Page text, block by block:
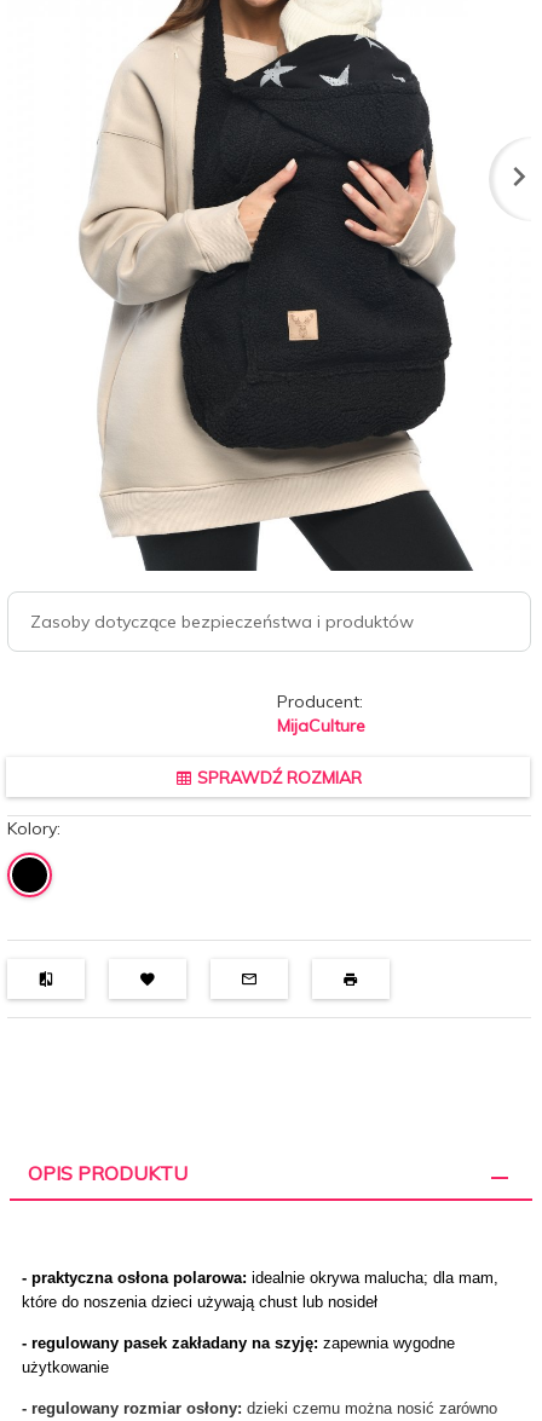
Zasoby dotyczące bezpieczeństwa i produktów
Producent:
MijaCulture
SPRAWDŹ ROZMIAR
Kolory:
OPIS PRODUKTU
- praktyczna osłona polarowa: idealnie okrywa malucha; dla mam,
które do noszenia dzieci używają chust lub nosideł
- regulowany pasek zakładany na szyję: zapewnia wygodne
użytkowanie
- regulowany rozmiar osłony: dzieki czemu można nosić zarówno